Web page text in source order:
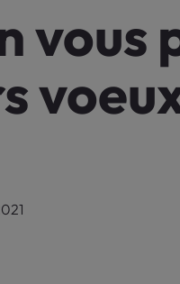
vous